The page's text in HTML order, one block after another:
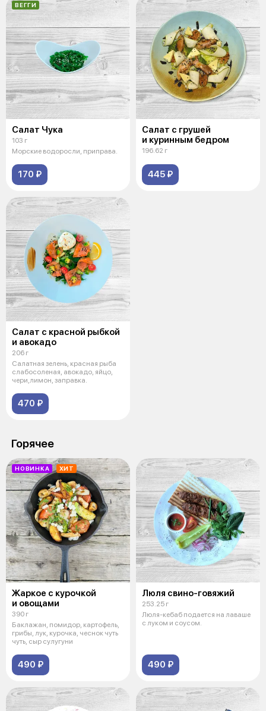
ВЕГГИ
Салат Чука
103 г
Морские водоросли, приправа.
170 ₽
Салат с грушей
и куринным бедром
196.62 г
445 ₽
Салат с красной рыбкой
и авокадо
206 г
Салатная зелень, красная рыба
слабосоленая, авокадо, яйцо,
чери,лимон, заправка.
470 ₽
Горячее
НОВИНКА ХИТ
Жаркое с курочкой
и овощами
390 г
Баклажан, помидор, картофель,
грибы, лук, курочка, чеснок чуть
чуть, сыр сулугуни
490 ₽
Люля свино-говяжий
253.25 г
Люля-кебаб подается на лаваше
с луком и соусом.
490 ₽